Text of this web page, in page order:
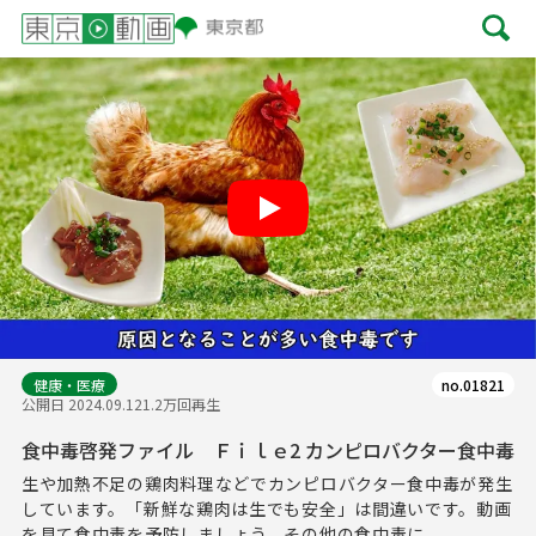
Play
健康・医療
公開日 2024.09.121.2万回再生
no.01821
食中毒啓発ファイル Ｆｉｌｅ2 カンピロバクター食中毒
生や加熱不足の鶏肉料理などでカンピロバクター食中毒が発生
しています。「新鮮な鶏肉は生でも安全」は間違いです。動画